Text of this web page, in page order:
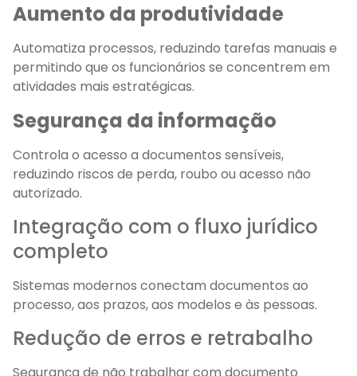
Aumento da produtividade
Automatiza processos, reduzindo tarefas manuais e
permitindo que os funcionários se concentrem em
atividades mais estratégicas.
Segurança da informação
Controla o acesso a documentos sensíveis,
reduzindo riscos de perda, roubo ou acesso não
autorizado.
Integração com o fluxo jurídico
completo
Sistemas modernos conectam documentos ao
processo, aos prazos, aos modelos e às pessoas.
Redução de erros e retrabalho